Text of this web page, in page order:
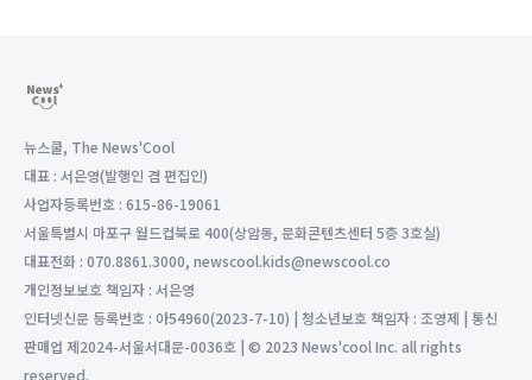
뉴스쿨, The News'Cool
대표 : 서은영(발행인 겸 편집인)
사업자등록번호 : 615-86-19061
서울특별시 마포구 월드컵북로 400(상암동, 문화콘텐츠센터 5층 3호실)
대표전화 : 070.8861.3000, newscool.kids@newscool.co
개인정보보호 책임자 : 서은영
인터넷신문 등록번호 : 아54960(2023-7-10) | 청소년보호 책임자 : 조영제 | 통신
판매업 제2024-서울서대문-0036호 | © 2023 News'cool Inc. all rights
reserved.